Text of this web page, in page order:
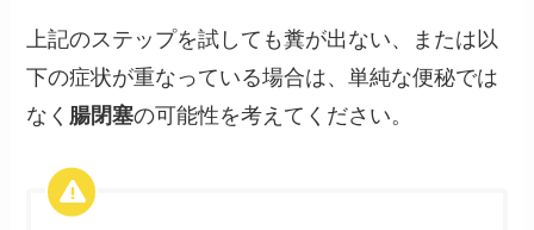
上記のステップを試しても糞が出ない、または以
下の症状が重なっている場合は、単純な便秘では
なく 腸閉塞の可能性を考えてください。